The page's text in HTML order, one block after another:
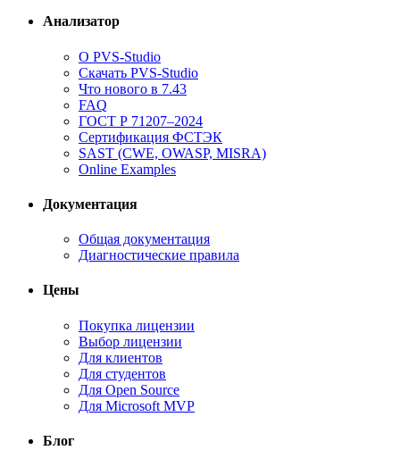
Анализатор
О PVS-Studio
Скачать PVS-Studio
Что нового в 7.43
FAQ
ГОСТ Р 71207–2024
Сертификация ФСТЭК
SAST (CWE, OWASP, MISRA)
Online Examples
Документация
Общая документация
Диагностические правила
Цены
Покупка лицензии
Выбор лицензии
Для клиентов
Для студентов
Для Open Source
Для Microsoft MVP
Блог